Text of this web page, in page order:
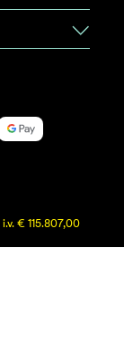
€ 115.807,00